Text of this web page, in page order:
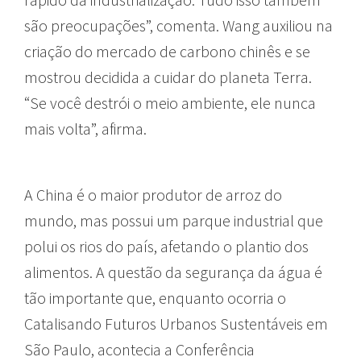
são preocupações”, comenta. Wang auxiliou na
criação do mercado de carbono chinês e se
mostrou decidida a cuidar do planeta Terra.
“Se você destrói o meio ambiente, ele nunca
mais volta”, afirma.
A China é o maior produtor de arroz do
mundo, mas possui um parque industrial que
polui os rios do país, afetando o plantio dos
alimentos. A questão da segurança da água é
tão importante que, enquanto ocorria o
Catalisando Futuros Urbanos Sustentáveis em
São Paulo, acontecia a Conferência